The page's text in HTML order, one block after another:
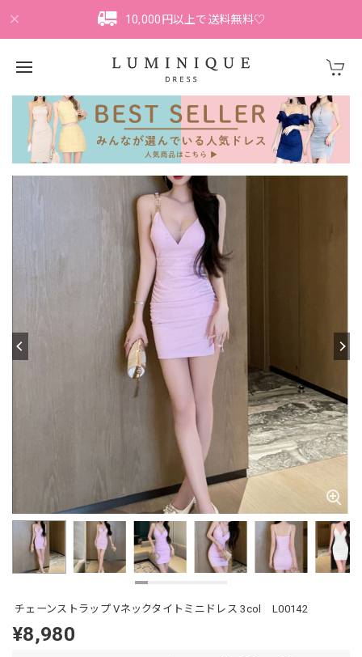
10,000円以上で送料無料♡
チェーンストラップ Vネックタイトミニドレス 3col L00142
¥8,980